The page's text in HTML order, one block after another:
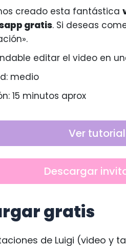
creado esta fantástica
gratis. Si deseas
editar el video en
medio
15 minutos aprox
Ver tutorial
Descargar
gratis
de Luigi (video y